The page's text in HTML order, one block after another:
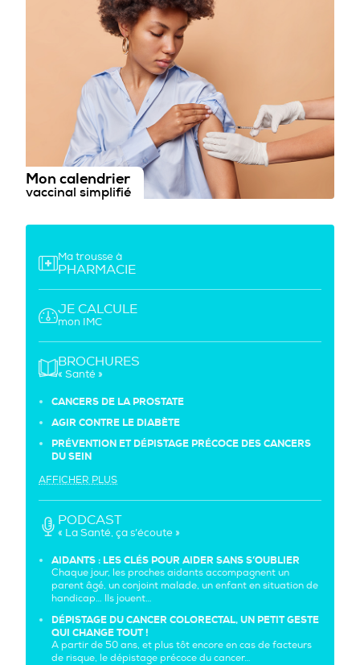
Mon calendrier
vaccinal simplifié
Ma trousse à
PHARMACIE
JE CALCULE
mon IMC
BROCHURES
« Santé »
CANCERS DE LA PROSTATE
AGIR CONTRE LE DIABÈTE
PRÉVENTION ET DÉPISTAGE PRÉCOCE DES CANCERS
DU SEIN
AFFICHER PLUS
PODCAST
« La Santé, ça s’écoute »
AIDANTS : LES CLÉS POUR AIDER SANS S’OUBLIER
Chaque jour, les proches aidants accompagnent un
parent âgé, un conjoint malade, un enfant en situation de
handicap… Ils jouent…
DÉPISTAGE DU CANCER COLORECTAL, UN PETIT GESTE
QUI CHANGE TOUT !
A partir de 50 ans, et plus tôt encore en cas de facteurs
de risque, le dépistage précoce du cancer…